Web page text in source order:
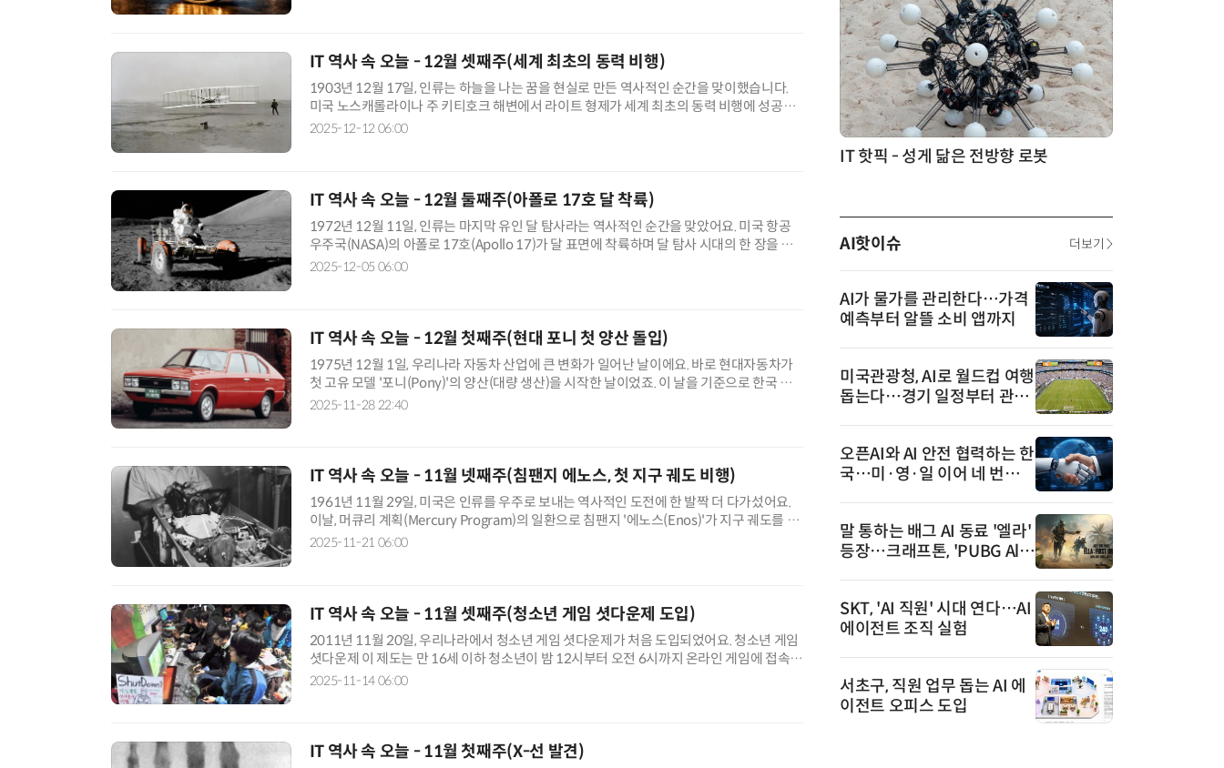
IT 역사 속 오늘 - 12월 셋째주(세계 최초의 동력 비행)
1903년 12월 17일, 인류는 하늘을 나는 꿈을 현실로 만든 역사적인 순간을 맞이했습니다.
미국 노스캐롤라이나 주 키티호크 해변에서 라이트 형제가 세계 최초의 동력 비행에 성공했
기 때문이에요. 이날의 비행은 이후 항공기와 현대 교통 기술의 출발점 가운데 하나가 되었
2025-12-12 06:00
IT 역사 속 오늘 - 12월 둘째주(아폴로 17호 달 착륙)
1972년 12월 11일, 인류는 마지막 유인 달 탐사라는 역사적인 순간을 맞았어요. 미국 항공
우주국(NASA)의 아폴로 17호(Apollo 17)가 달 표면에 착륙하며 달 탐사 시대의 한 장을 화
려하게 장식했죠. 이 임무는 인류가 달에 마지막으로 발을 디딘 사건으로,
2025-12-05 06:00
IT 역사 속 오늘 - 12월 첫째주(현대 포니 첫 양산 돌입)
1975년 12월 1일, 우리나라 자동차 산업에 큰 변화가 일어난 날이에요. 바로 현대자동차가
첫 고유 모델 '포니(Pony)'의 양산(대량 생산)을 시작한 날이었죠. 이 날을 기준으로 한국 자
동차 산업은 단순 조립 단계를 넘어서 자체 설계와 생산 능력을 갖춘 산업으로
2025-11-28 22:40
IT 역사 속 오늘 - 11월 넷째주(침팬지 에노스, 첫 지구 궤도 비행)
1961년 11월 29일, 미국은 인류를 우주로 보내는 역사적인 도전에 한 발짝 더 다가섰어요.
이날, 머큐리 계획(Mercury Program)의 일환으로 침팬지 '에노스(Enos)'가 지구 궤도를 도
는 우주 비행에 성공했어요. 에노스는 침팬지 중 최초로 지구 궤도
2025-11-21 06:00
IT 역사 속 오늘 - 11월 셋째주(청소년 게임 셧다운제 도입)
2011년 11월 20일, 우리나라에서 청소년 게임 셧다운제가 처음 도입되었어요. 청소년 게임
셧다운제 이 제도는 만 16세 이하 청소년이 밤 12시부터 오전 6시까지 온라인 게임에 접속하
지 못하도록 제한하는 정책이에요. 정부가 청소년의 건강한 수면과 학업 집중을 위해
2025-11-14 06:00
IT 역사 속 오늘 - 11월 첫째주(X-선 발견)
IT 핫픽 - 씨앗 크기 수술 로봇 IT 핫픽 - 성게 닮은 전방향 로봇
AI핫이슈 더보기
AI가 물가를 관리한다…가격
예측부터 알뜰 소비 앱까지
미국관광청, AI로 월드컵 여행
돕는다…경기 일정부터 관광
오픈AI와 AI 안전 협력하는 한
국…미·영·일 이어 네 번째
말 통하는 배그 AI 동료 '엘라'
등장…크래프톤, 'PUBG All
SKT, 'AI 직원' 시대 연다…AI
에이전트 조직 실험
서초구, 직원 업무 돕는 AI 에
이전트 오피스 도입